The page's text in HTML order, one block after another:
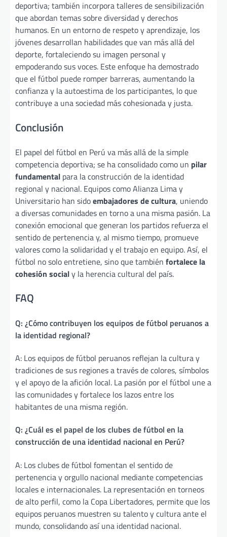
deportiva; también incorpora talleres de sensibilización
que abordan temas sobre diversidad y derechos
humanos. En un entorno de respeto y aprendizaje, los
jóvenes desarrollan habilidades que van más allá del
deporte, fortaleciendo su imagen personal y
empoderando sus voces. Este enfoque ha demostrado
que el fútbol puede romper barreras, aumentando la
confianza y la autoestima de los participantes, lo que
contribuye a una sociedad más cohesionada y justa.
Conclusión
El papel del fútbol en Perú va más allá de la simple
competencia deportiva; se ha consolidado como un pilar
fundamental para la construcción de la identidad
regional y nacional. Equipos como Alianza Lima y
Universitario han sidoembajadores de cultura, uniendo
a diversas comunidades en torno a una misma pasión. La
conexión emocional que generan los partidos refuerza el
sentido de pertenencia y, al mismo tiempo, promueve
valores como la solidaridad y el trabajo en equipo. Así, el
fútbol no solo entretiene, sino que también fortalece la
cohesión socialy la herencia cultural del país.
FAQ
Q: ¿Cómo contribuyen los equipos de fútbol peruanos a
la identidad regional?
A: Los equipos de fútbol peruanos reflejan la cultura y
tradiciones de sus regiones a través de colores, símbolos
y el apoyo de la afición local. La pasión por el fútbol une a
las comunidades y fortalece los lazos entre los
habitantes de una misma región.
Q: ¿Cuál es el papel de los clubes de fútbol en la
construcción de una identidad nacional en Perú?
A: Los clubes de fútbol fomentan el sentido de
pertenencia y orgullo nacional mediante competencias
locales e internacionales. La representación en torneos
de alto perfil, como la Copa Libertadores, permite que los
equipos peruanos muestren su talento y cultura ante el
mundo, consolidando así una identidad nacional.